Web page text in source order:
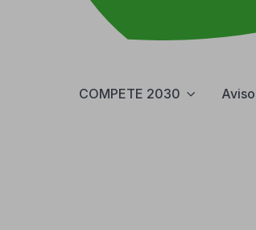
COMPETE 2030